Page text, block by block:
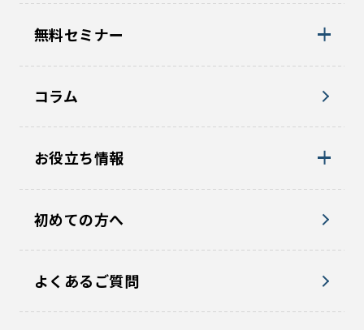
無料セミナー
コラム
お役立ち情報
初めての方へ
よくあるご質問